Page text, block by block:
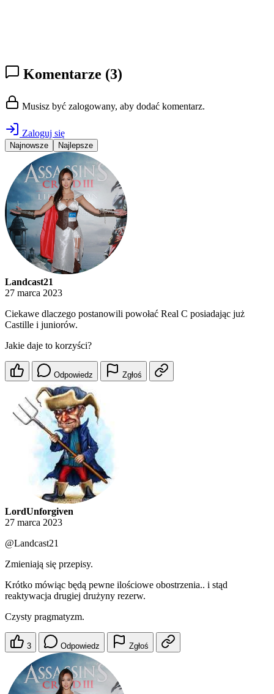
Komentarze (3)
Musisz być zalogowany, aby dodać komentarz.
Zaloguj się
Najnowsze Najlepsze
Landcast21
27 marca 2023
Ciekawe dlaczego postanowili powołać Real C posiadając już
Castille i juniorów.
Jakie daje to korzyści?
Odpowiedz Zgłoś
LordUnforgiven
27 marca 2023
@Landcast21
Zmieniają się przepisy.
Krótko mówiąc będą pewne ilościowe obostrzenia.. i stąd
reaktywacja drugiej drużyny rezerw.
Czysty pragmatyzm.
3 Odpowiedz Zgłoś